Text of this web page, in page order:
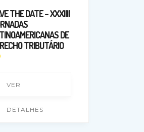
THE DATE – XXXIIII
DE
TRIBUTÁRIO
VER
DETALHES